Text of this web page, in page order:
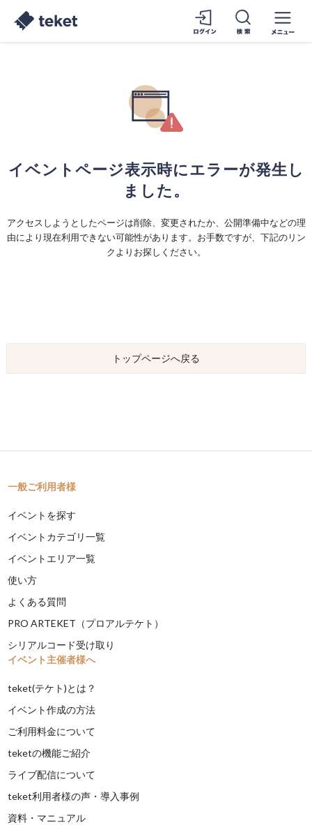
イベントページ表示時にエラーが発生し
ました。
アクセスしようとしたページは削除、変更されたか、公開準備中などの理
由により現在利用できない可能性があります。お手数ですが、下記のリン
クよりお探しください。
トップページへ戻る
一般ご利用者様
イベントを探す
イベントカテゴリ一覧
イベントエリア一覧
使い方
よくある質問
PRO ARTEKET（プロアルテケト）
シリアルコード受け取り
イベント主催者様へ
teket(テケト)とは？
イベント作成の方法
ご利用料金について
teketの機能ご紹介
ライブ配信について
teket利用者様の声・導入事例
資料・マニュアル